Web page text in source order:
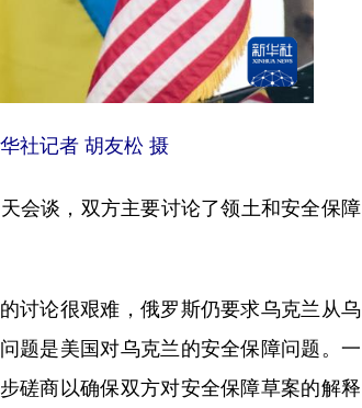
社记者 胡友松 摄
谈，双方主要讨论了领土和安全保障
论很艰难，俄罗斯仍要求乌克兰从乌
题是美国对乌克兰的安全保障问题。一
磋商以确保双方对安全保障草案的解释